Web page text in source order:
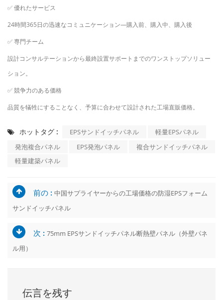
✅優れたサービス
24時間365日の迅速なコミュニケーション—購入前、購入中、購入後
✅専門チーム
設計コンサルテーションから最終設置サポートまでのワンストップソリュー
ション。
✅競争力のある価格
品質を犠牲にすることなく、予算に合わせて設計された工場直販価格。
ホットタグ : EPSサンドイッチパネル
軽量EPSパネル
発泡複合パネル
EPS発泡パネル
複合サンドイッチパネル
軽量建築パネル
前の : 中国サプライヤーからの工場価格の防湿EPSフォーム
サンドイッチパネル
次 : 75mm EPSサンドイッチパネル断熱壁パネル（外壁パネ
ル用）
伝言を残す